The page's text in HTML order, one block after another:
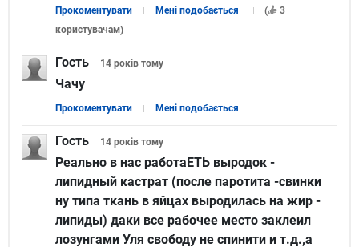
Прокоментувати Мені подобається (
3
користувачам)
Гость 14 років тому
Чачу
Прокоментувати Мені подобається
Гость 14 років тому
Реально в нас работаЕТЬ выродок -
липидный кастрат (после паротита -свинки
ну типа ткань в яйцах выродилась на жир -
липиды) даки все рабочее место заклеил
лозунгами Уля свободу не спинити и т.д.,а